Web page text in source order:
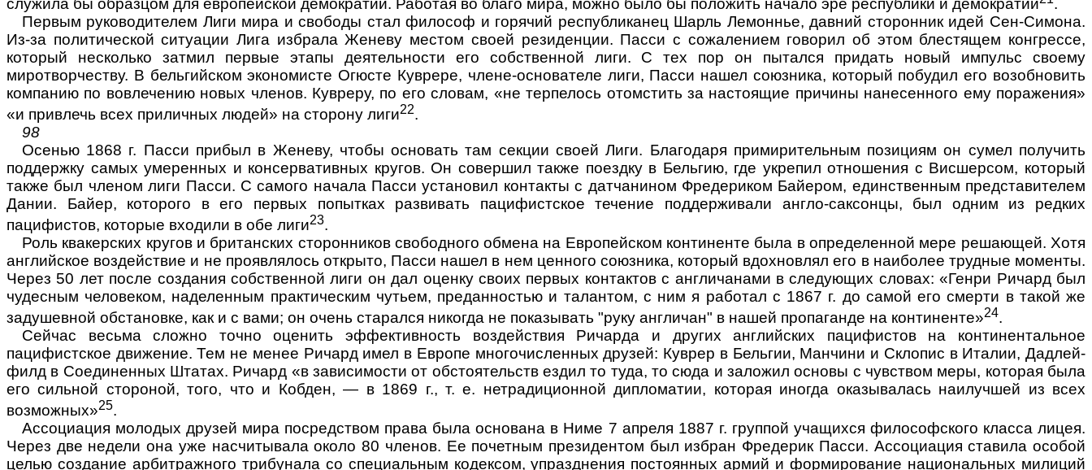
Первым руководителем Лиги мира и свободы стал фило­соф и горячий республиканец Шарль Лемоннье, давний сто­ронник идей Сен-Симона.
Из-за политической ситуации Ли­га избрала Женеву местом своей резиденции. Пасси с сожа­лением говорил об этом блестящем конгрессе,
который несколько затмил первые этапы деятельности его собственной лиги. С тех пор он пытался придать новый импульс своему
миротворчеству. В бельгийском экономисте Огюсте Куврере, члене-основателе лиги, Пасси нашел союзника, который по­будил его возобновить
компанию по вовлечению новых чле­нов. Кувреру, по его словам, «не терпелось отомстить за настоящие причины нанесенного ему поражения»
«и привлечь всех приличных людей» на сторону лиги22.
98
Осенью 1868 г. Пасси прибыл в Женеву, чтобы основать там секции своей Лиги. Благодаря примирительным позици­ям он сумел получить
поддержку самых умеренных и кон­сервативных кругов. Он совершил также поездку в Бельгию, где укрепил отношения с Висшерсом, который
также был членом лиги Пасси. С самого начала Пасси установил кон­такты с датчанином Фредериком Байером, единственным представителем
Дании. Байер, которого в его первых попыт­ках развивать пацифистское течение поддерживали англо-саксонцы, был одним из редких
пацифистов, которые вхо­дили в обе лиги23.
Роль квакерских кругов и британских сторонников свободного обмена на Европейском континенте была в опреде­ленной мере решающей. Хотя
английское воздействие и не проявлялось открыто, Пасси нашел в нем ценного союзни­ка, который вдохновлял его в наиболее трудные моменты.
Через 50 лет после создания собственной лиги он дал оцен­ку своих первых контактов с англичанами в следующих словах: «Генри Ричард был
чудесным человеком, наделен­ным практическим чутьем, преданностью и талантом, с ним я работал с 1867 г. до самой его смерти в такой же
заду­шевной обстановке, как и с вами; он очень старался никог­да не показывать "руку англичан" в нашей пропаганде на континенте»24.
Сейчас весьма сложно точно оценить эффективность воз­действия Ричарда и других английских пацифистов на кон­тинентальное
пацифистское движение. Тем не менее Ричард имел в Европе многочисленных друзей: Куврер в Бельгии, Манчини и Склопис в Италии, Дадлей-
филд в Соединенных Штатах. Ричард «в зависимости от обстоятельств ездил то туда, то сюда и заложил основы с чувством меры, которая была
его сильной стороной, того, что и Кобден, — в 1869 г., т. е. нетрадиционной дипломатии, которая иногда оказывалась наилучшей из всех
возможных»25.
Ассоциация молодых друзей мира посредством права бы­ла основана в Ниме 7 апреля 1887 г. группой учащихся фи­лософского класса лицея.
Через две недели она уже насчи­тывала около 80 членов. Ее почетным президентом был из­бран Фредерик Пасси. Ассоциация ставила особой
целью создание арбитражного трибунала со специальным кодек­сом, упразднения постоянных армий и формирование наци­ональных милиций